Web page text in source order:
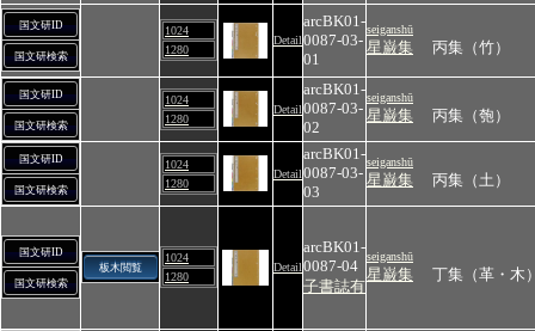
国文研ID
国文研検索
1024
1280
Detail
arcBK01-
0087-03-
01
seiganshū
星巌集 丙集（竹）
国文研ID
国文研検索
1024
1280
Detail
arcBK01-
0087-03-
02
seiganshū
星巌集 丙集（匏）
国文研ID
国文研検索
1024
1280
Detail
arcBK01-
0087-03-
03
seiganshū
星巌集 丙集（土）
国文研ID
国文研検索
板木閲覧
1024
1280
Detail
arcBK01-
0087-04
子書誌有
seiganshū
星巌集 丁集（革・木